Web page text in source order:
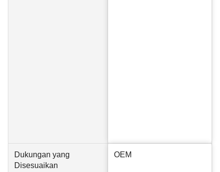
Dukungan yang
Disesuaikan
OEM